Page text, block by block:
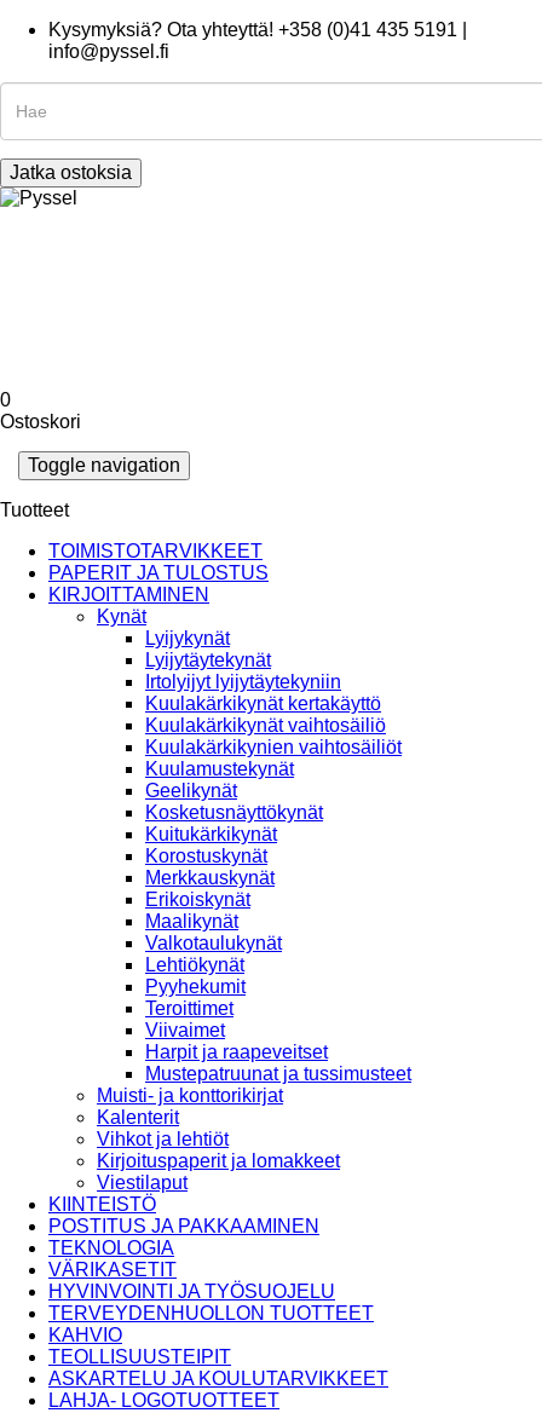
Kysymyksiä? Ota yhteyttä! +358 (0)41 435 5191 |
info@pyssel.fi
Jatka ostoksia
0
Ostoskori
Toggle navigation
Tuotteet
TOIMISTOTARVIKKEET
PAPERIT JA TULOSTUS
KIRJOITTAMINEN
Kynät
Lyijykynät
Lyijytäytekynät
Irtolyijyt lyijytäytekyniin
Kuulakärkikynät kertakäyttö
Kuulakärkikynät vaihtosäiliö
Kuulakärkikynien vaihtosäiliöt
Kuulamustekynät
Geelikynät
Kosketusnäyttökynät
Kuitukärkikynät
Korostuskynät
Merkkauskynät
Erikoiskynät
Maalikynät
Valkotaulukynät
Lehtiökynät
Pyyhekumit
Teroittimet
Viivaimet
Harpit ja raapeveitset
Mustepatruunat ja tussimusteet
Muisti- ja konttorikirjat
Kalenterit
Vihkot ja lehtiöt
Kirjoituspaperit ja lomakkeet
Viestilaput
KIINTEISTÖ
POSTITUS JA PAKKAAMINEN
TEKNOLOGIA
VÄRIKASETIT
HYVINVOINTI JA TYÖSUOJELU
TERVEYDENHUOLLON TUOTTEET
KAHVIO
TEOLLISUUSTEIPIT
ASKARTELU JA KOULUTARVIKKEET
LAHJA- LOGOTUOTTEET